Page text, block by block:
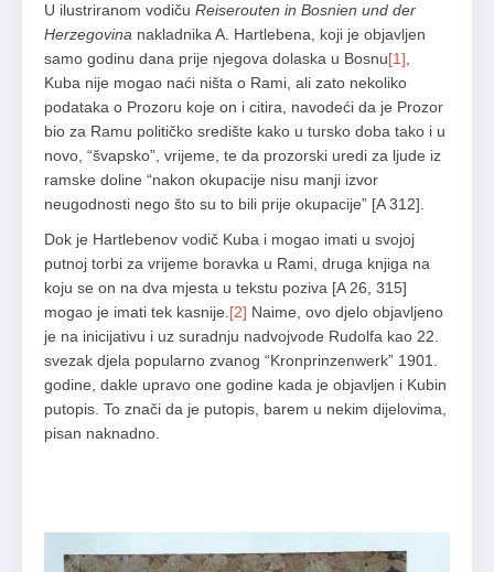
U ilustriranom vodiču Reiserouten in Bosnien und der
Herzegovina nakladnika A. Hartlebena, koji je objavljen
samo godinu dana prije njegova dolaska u Bosnu[1]
Kuba nije mogao naći ništa o Rami, ali zato nekoliko
podataka o Prozoru koje on i citira, navodeći da je Prozor
bio za Ramu političko središte kako u tursko doba tako i u
novo, “švapsko”, vrijeme, te da prozorski uredi za ljude iz
ramske doline “nakon okupacije nisu manji izvor
neugodnosti nego što su to bili prije okupacije” [A 312].
Dok je Hartlebenov vodič Kuba i mogao imati u svojoj
putnoj torbi za vrijeme boravka u Rami, druga knjiga na
koju se on na dva mjesta u tekstu poziva [A 26, 315]
mogao je imati tek kasnije. [2] Naime, ovo djelo objavljeno
je na inicijativu i uz suradnju nadvojvode Rudolfa kao 22.
svezak djela popularno zvanog “Kronprinzenwerk” 1901.
godine, dakle upravo one godine kada je objavljen i Kubin
putopis. To znači da je putopis, barem u nekim dijelovima,
pisan naknadno.